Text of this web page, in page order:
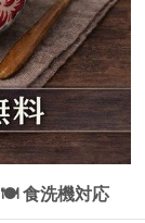
食洗機対応